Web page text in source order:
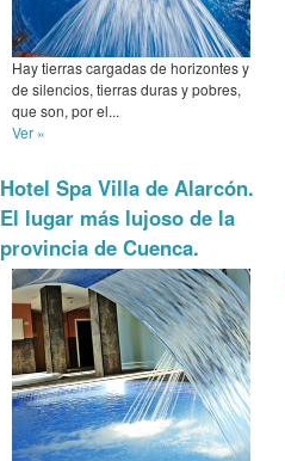
Hay tierras cargadas de horizontes y
de silencios, tierras duras y pobres,
que son, por el...
Ver »
Hotel Spa Villa de Alarcón.
El lugar más lujoso de la
provincia de Cuenca.